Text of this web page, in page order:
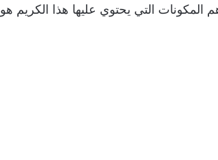
التي يحتوي عليها هذا الكريم هو